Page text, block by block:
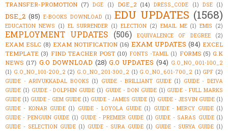
TRANSFER-PROMOTION (7) DGE (1) DGE_2 (14) DRESS_CODE (1) DSE (1)
DSE_2 (85) E-BOOKS DOWNLOAD (1) EDU UPDATES (1568)
EDUCATION NEWS (1) EL SURRENDER (1) ELECTION (2) EMAIL ME (1) EMIS (2)
EMPLOYMENT UPDATES (506) EQUIVALENCE OF DEGREE (2)
EXAM ESLC (8) EXAM NOTIFICATION (16) EXAM UPDATES (84) EXCEL
TEMPLATE (3) FIND TEACHER POST (10) FONTS -TAMIL (1) FORMS (5) G.K
NEWS (17) G.O DOWNLOAD (28) G.O UPDATES (94) G.O_NO_001-100_2
(1) G.O_NO_101-200_2 (2) G.O_NO_201-300_2 (1) G.O_NO_601-700_2 (1) GPF (2)
GUIDE - ARIVUKKADAL BOOKS (1) GUIDE - BRILLIANT GUIDE (1) GUIDE - DEIVA
GUIDE (1) GUIDE - DOLPHIN GUIDE (1) GUIDE - DON GUIDE (1) GUIDE - FULL MARKS
GUIDE (1) GUIDE - GEM GUIDE (1) GUIDE - JAMES GUIDE (1) GUIDE - JESVIN GUIDE (1)
GUIDE - KONAR GUIDE (1) GUIDE - LOYOLA GUIDE (1) GUIDE - MERCY GUIDE (1)
GUIDE - PENGUIN GUIDE (1) GUIDE - PREMIER GUIDE (1) GUIDE - SARAS GUIDE (1)
GUIDE - SELECTION GUIDE (1) GUIDE - SURA GUIDE (1) GUIDE - SURYA GUIDE (1)